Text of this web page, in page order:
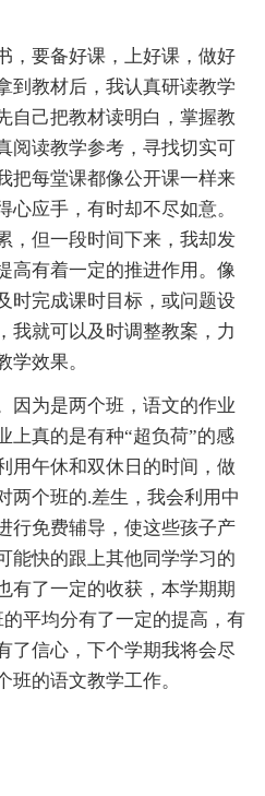
要备好课，上好课，做好
到教材后，我认真研读教学
自己把教材读明白，掌握教
阅读教学参考，寻找切实可
把每堂课都像公开课一样来
心应手，有时却不尽如意。
，但一段时间下来，我却发
高有着一定的推进作用。像
时完成课时目标，或问题设
我就可以及时调整教案，力
学效果。
为是两个班，语文的作业
上真的是有种“超负荷”的感
用午休和双休日的时间，做
两个班的.差生，我会利用中
行免费辅导，使这些孩子产
能快的跟上其他同学学习的
有了一定的收获，本学期期
平均分有了一定的提高，有
了信心，下个学期我将会尽
班的语文教学工作。